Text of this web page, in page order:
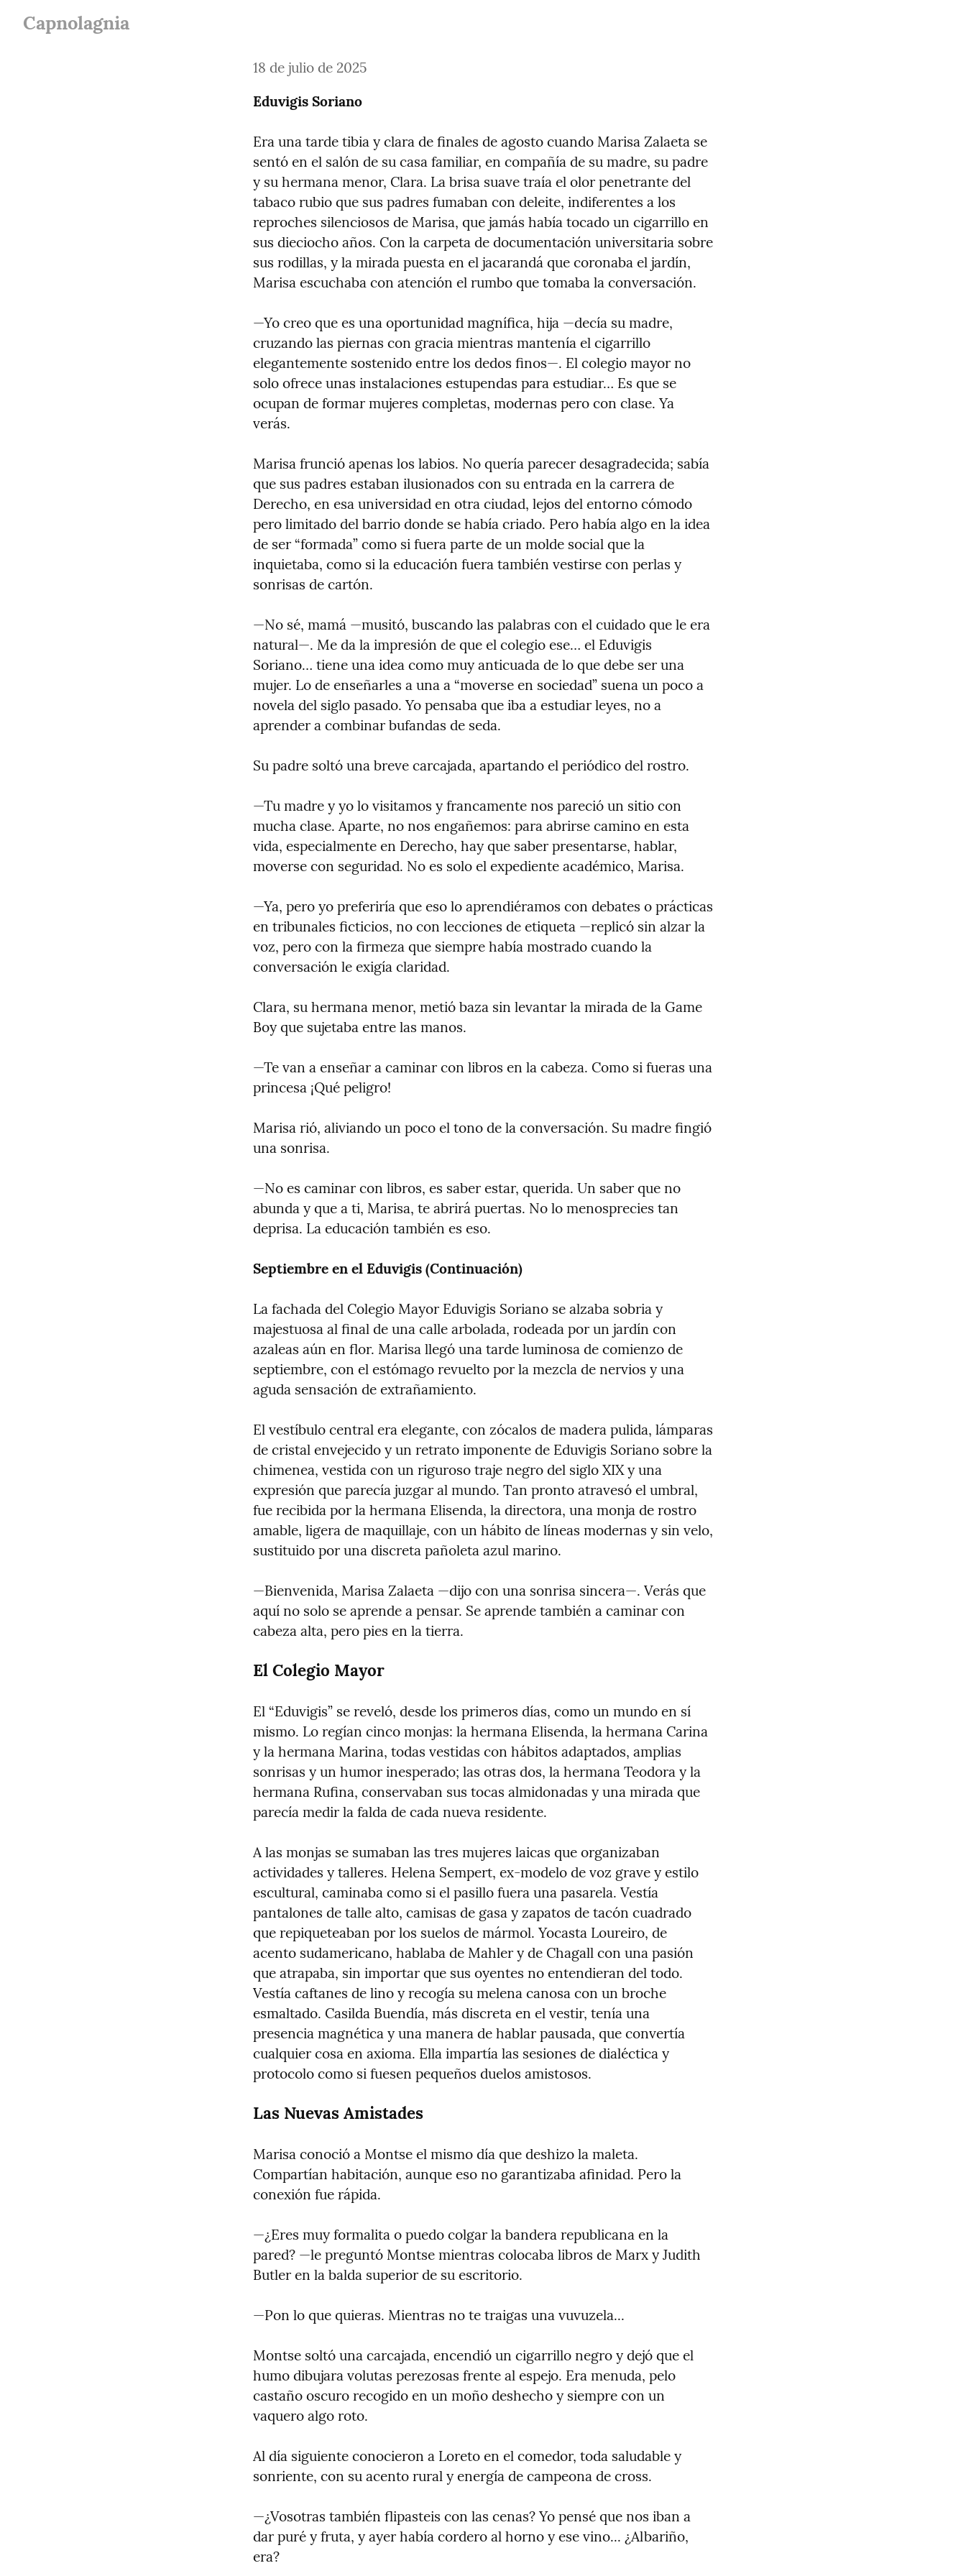
Capnolagnia
18 de julio de 2025
Eduvigis Soriano
Era una tarde tibia y clara de finales de agosto cuando Marisa Zalaeta se
sentó en el salón de su casa familiar, en compañía de su madre, su padre
y su hermana menor, Clara. La brisa suave traía el olor penetrante del
tabaco rubio que sus padres fumaban con deleite, indiferentes a los
reproches silenciosos de Marisa, que jamás había tocado un cigarrillo en
sus dieciocho años. Con la carpeta de documentación universitaria sobre
sus rodillas, y la mirada puesta en el jacarandá que coronaba el jardín,
Marisa escuchaba con atención el rumbo que tomaba la conversación.
—Yo creo que es una oportunidad magnífica, hija —decía su madre,
cruzando las piernas con gracia mientras mantenía el cigarrillo
elegantemente sostenido entre los dedos finos—. El colegio mayor no
solo ofrece unas instalaciones estupendas para estudiar… Es que se
ocupan de formar mujeres completas, modernas pero con clase. Ya
verás.
Marisa frunció apenas los labios. No quería parecer desagradecida; sabía
que sus padres estaban ilusionados con su entrada en la carrera de
Derecho, en esa universidad en otra ciudad, lejos del entorno cómodo
pero limitado del barrio donde se había criado. Pero había algo en la idea
de ser “formada” como si fuera parte de un molde social que la
inquietaba, como si la educación fuera también vestirse con perlas y
sonrisas de cartón.
—No sé, mamá —musitó, buscando las palabras con el cuidado que le era
natural—. Me da la impresión de que el colegio ese… el Eduvigis
Soriano… tiene una idea como muy anticuada de lo que debe ser una
mujer. Lo de enseñarles a una a “moverse en sociedad” suena un poco a
novela del siglo pasado. Yo pensaba que iba a estudiar leyes, no a
aprender a combinar bufandas de seda.
Su padre soltó una breve carcajada, apartando el periódico del rostro.
—Tu madre y yo lo visitamos y francamente nos pareció un sitio con
mucha clase. Aparte, no nos engañemos: para abrirse camino en esta
vida, especialmente en Derecho, hay que saber presentarse, hablar,
moverse con seguridad. No es solo el expediente académico, Marisa.
—Ya, pero yo preferiría que eso lo aprendiéramos con debates o prácticas
en tribunales ficticios, no con lecciones de etiqueta —replicó sin alzar la
voz, pero con la firmeza que siempre había mostrado cuando la
conversación le exigía claridad.
Clara, su hermana menor, metió baza sin levantar la mirada de la Game
Boy que sujetaba entre las manos.
—Te van a enseñar a caminar con libros en la cabeza. Como si fueras una
princesa ¡Qué peligro!
Marisa rió, aliviando un poco el tono de la conversación. Su madre fingió
una sonrisa.
—No es caminar con libros, es saber estar, querida. Un saber que no
abunda y que a ti, Marisa, te abrirá puertas. No lo menosprecies tan
deprisa. La educación también es eso.
Septiembre en el Eduvigis (Continuación)
La fachada del Colegio Mayor Eduvigis Soriano se alzaba sobria y
majestuosa al final de una calle arbolada, rodeada por un jardín con
azaleas aún en flor. Marisa llegó una tarde luminosa de comienzo de
septiembre, con el estómago revuelto por la mezcla de nervios y una
aguda sensación de extrañamiento.
El vestíbulo central era elegante, con zócalos de madera pulida, lámparas
de cristal envejecido y un retrato imponente de Eduvigis Soriano sobre la
chimenea, vestida con un riguroso traje negro del siglo XIX y una
expresión que parecía juzgar al mundo. Tan pronto atravesó el umbral,
fue recibida por la hermana Elisenda, la directora, una monja de rostro
amable, ligera de maquillaje, con un hábito de líneas modernas y sin velo,
sustituido por una discreta pañoleta azul marino.
—Bienvenida, Marisa Zalaeta —dijo con una sonrisa sincera—. Verás que
aquí no solo se aprende a pensar. Se aprende también a caminar con
cabeza alta, pero pies en la tierra.
El Colegio Mayor
El “Eduvigis” se reveló, desde los primeros días, como un mundo en sí
mismo. Lo regían cinco monjas: la hermana Elisenda, la hermana Carina
y la hermana Marina, todas vestidas con hábitos adaptados, amplias
sonrisas y un humor inesperado; las otras dos, la hermana Teodora y la
hermana Rufina, conservaban sus tocas almidonadas y una mirada que
parecía medir la falda de cada nueva residente.
A las monjas se sumaban las tres mujeres laicas que organizaban
actividades y talleres. Helena Sempert, ex-modelo de voz grave y estilo
escultural, caminaba como si el pasillo fuera una pasarela. Vestía
pantalones de talle alto, camisas de gasa y zapatos de tacón cuadrado
que repiqueteaban por los suelos de mármol. Yocasta Loureiro, de
acento sudamericano, hablaba de Mahler y de Chagall con una pasión
que atrapaba, sin importar que sus oyentes no entendieran del todo.
Vestía caftanes de lino y recogía su melena canosa con un broche
esmaltado. Casilda Buendía, más discreta en el vestir, tenía una
presencia magnética y una manera de hablar pausada, que convertía
cualquier cosa en axioma. Ella impartía las sesiones de dialéctica y
protocolo como si fuesen pequeños duelos amistosos.
Las Nuevas Amistades
Marisa conoció a Montse el mismo día que deshizo la maleta.
Compartían habitación, aunque eso no garantizaba afinidad. Pero la
conexión fue rápida.
—¿Eres muy formalita o puedo colgar la bandera republicana en la
pared? —le preguntó Montse mientras colocaba libros de Marx y Judith
Butler en la balda superior de su escritorio.
—Pon lo que quieras. Mientras no te traigas una vuvuzela...
Montse soltó una carcajada, encendió un cigarrillo negro y dejó que el
humo dibujara volutas perezosas frente al espejo. Era menuda, pelo
castaño oscuro recogido en un moño deshecho y siempre con un
vaquero algo roto.
Al día siguiente conocieron a Loreto en el comedor, toda saludable y
sonriente, con su acento rural y energía de campeona de cross.
—¿Vosotras también flipasteis con las cenas? Yo pensé que nos iban a
dar puré y fruta, y ayer había cordero al horno y ese vino... ¿Albariño,
era?